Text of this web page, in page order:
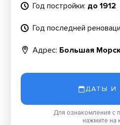
Год постройки: до 1912
Год последней
Адрес: Большая
ДАТЫ И
Для ознакомления с
нажмите на